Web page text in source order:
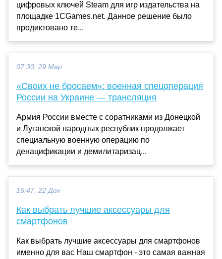
цифровых ключей Steam для игр издательства на
площадке 1CGames.net. Данное решение было
продиктовано те...
07:30, 29 Мар
«Своих не бросаем»: военная спецоперация
России на Украине — трансляция
Армия России вместе с соратниками из Донецкой
и Луганской народных республик продолжает
специальную военную операцию по
денацификации и демилитаризац...
16:47, 22 Дек
Как выбрать лучшие аксессуары для
смартфонов
Как выбрать лучшие аксессуары для смартфонов
именно для вас Наш смартфон - это самая важная